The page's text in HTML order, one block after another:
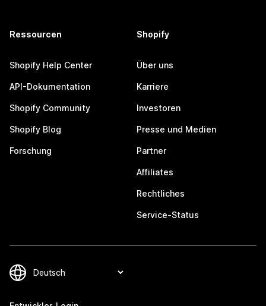
Ressourcen
Shopify Help Center
API-Dokumentation
Shopify Community
Shopify Blog
Forschung
Shopify
Über uns
Karriere
Investoren
Presse und Medien
Partner
Affiliates
Rechtliches
Service-Status